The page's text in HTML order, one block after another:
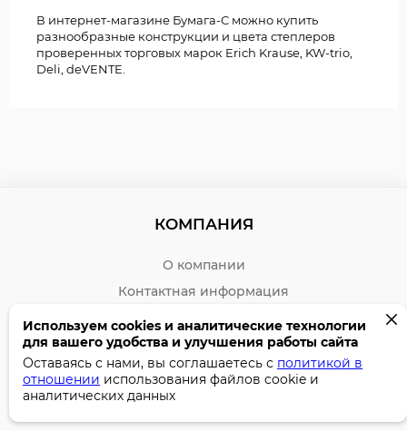
В интернет-магазине Бумага-С можно купить
разнообразные конструкции и цвета степлеров
проверенных торговых марок Erich Krause, KW-trio,
Deli, deVENTE.
КОМПАНИЯ
О компании
Контактная информация
Работа в компании
Сотрудничество
Подключиться к рассылке о новинках
Используем cookies и аналитические технологии
для вашего удобства и улучшения работы сайта
Оставаясь с нами, вы соглашаетесь с политикой в
отношении использования файлов cookie и
аналитических данных